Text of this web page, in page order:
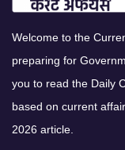
Welcome to the
preparing for
you to read the Daily
based on current
2026 article.